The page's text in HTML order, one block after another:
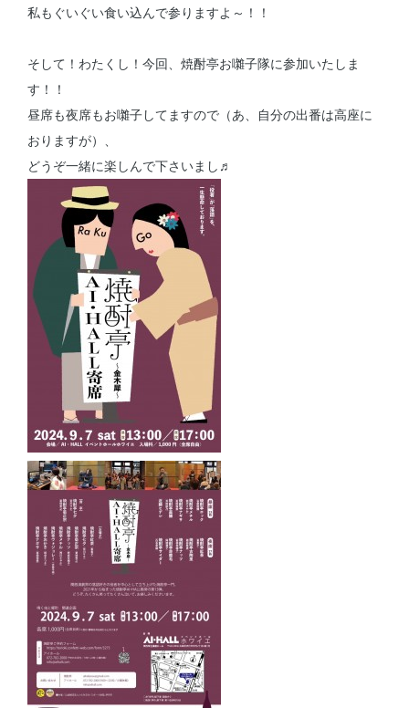
私もぐいぐい食い込んで参りますよ～！！
そして！わたくし！今回、焼酎亭お囃子隊に参加いたしま
す！！
昼席も夜席もお囃子してますので（あ、自分の出番は高座に
おりますが）、
どうぞ一緒に楽しんで下さいまし♬